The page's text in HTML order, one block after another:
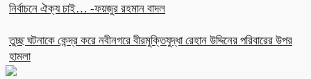
নির্বাচনে ঐক্য চাই… -ফয়জুর রহমান বাদল
তুচ্ছ ঘটনাকে কেন্দ্র করে নবীনগরে বীরমুক্তিযুদ্ধা রেহান উদ্দিনের পরিবারের উপর
হামলা